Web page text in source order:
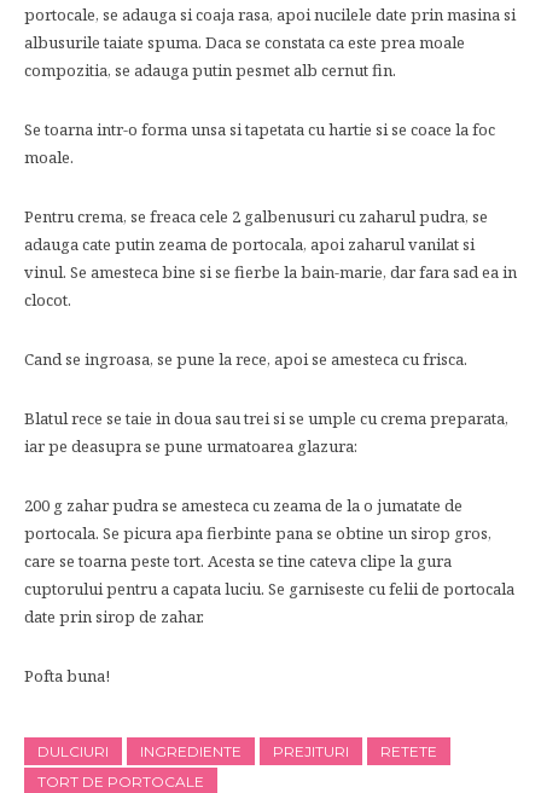
portocale, se adauga si coaja rasa, apoi nucilele date prin masina si
albusurile taiate spuma. Daca se constata ca este prea moale
compozitia, se adauga putin pesmet alb cernut fin.
Se toarna intr-o forma unsa si tapetata cu hartie si se coace la foc
moale.
Pentru crema, se freaca cele 2 galbenusuri cu zaharul pudra, se
adauga cate putin zeama de portocala, apoi zaharul vanilat si
vinul. Se amesteca bine si se fierbe la bain-marie, dar fara sad ea in
clocot.
Cand se ingroasa, se pune la rece, apoi se amesteca cu frisca.
Blatul rece se taie in doua sau trei si se umple cu crema preparata,
iar pe deasupra se pune urmatoarea glazura:
200 g zahar pudra se amesteca cu zeama de la o jumatate de
portocala. Se picura apa fierbinte pana se obtine un sirop gros,
care se toarna peste tort. Acesta se tine cateva clipe la gura
cuptorului pentru a capata luciu. Se garniseste cu felii de portocala
date prin sirop de zahar.
Pofta buna!
DULCIURI INGREDIENTE PREJITURI
RETETE
TORT DE PORTOCALE